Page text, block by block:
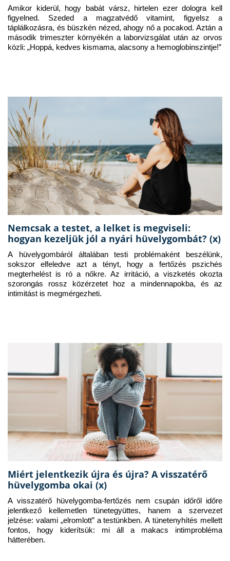
Amikor kiderül, hogy babát vársz, hirtelen ezer dologra kell
figyelned. Szeded a magzatvédő vitamint, figyelsz a
táplálkozásra, és büszkén nézed, ahogy nő a pocakod. Aztán a
második trimeszter környékén a laborvizsgálat után az orvos
közli: „Hoppá, kedves kismama, alacsony a hemoglobinszintje!”
Nemcsak a testet, a lelket is megviseli:
hogyan kezeljük jól a nyári hüvelygombát? (x)
A hüvelygombáról általában testi problémaként beszélünk,
sokszor elfeledve azt a tényt, hogy a fertőzés pszichés
megterhelést is ró a nőkre. Az irritáció, a viszketés okozta
szorongás rossz közérzetet hoz a mindennapokba, és az
intimitást is megmérgezheti.
Miért jelentkezik újra és újra? A visszatérő
hüvelygomba okai (x)
A visszatérő hüvelygomba-fertőzés nem csupán időről időre
jelentkező kellemetlen tünetegyüttes, hanem a szervezet
jelzése: valami „elromlott” a testünkben. A tünetenyhítés mellett
fontos, hogy kiderítsük: mi áll a makacs intimprobléma
hátterében.